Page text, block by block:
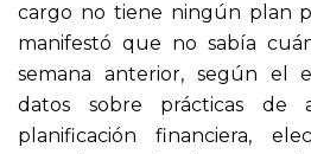
cargo no tiene ningún plan
manifestó que no sabía
semana anterior, según el
datos sobre prácticas de
planificación financiera,